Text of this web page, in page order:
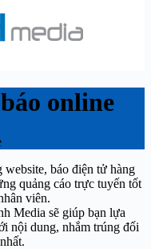
online
báo điện tử hàng
quảng cáo trực tuyến tốt
viên.
Media sẽ giúp bạn lựa
nội dung, nhắm trúng đối